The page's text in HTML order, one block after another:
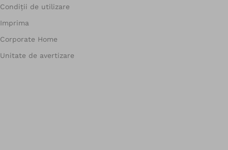
Condiții de utilizare
Imprima
Corporate Home
Unitate de avertizare